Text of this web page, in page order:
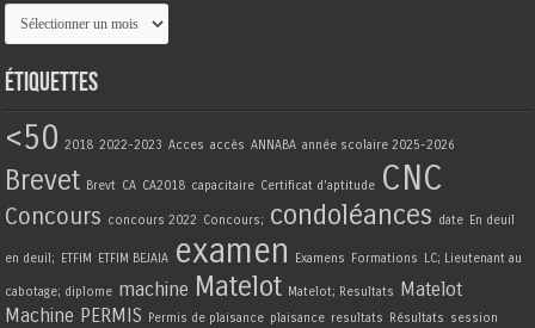
Archives
Étiquettes
<50 2018 2022-2023 Acces accès ANNABA année scolaire 2025-2026
Brevet Brevt CA CA2018 capacitaire Certificat d'aptitude CNC
Concours concours 2022 Concours; condoléances date En deuil
en deuil; ETFIM ETFIM BEJAIA examen Examens Formations LC; Lieutenant au
cabotage; diplome machine Matelot Matelot; Resultats Matelot
Machine PERMIS Permis de plaisance plaisance resultats Résultats session